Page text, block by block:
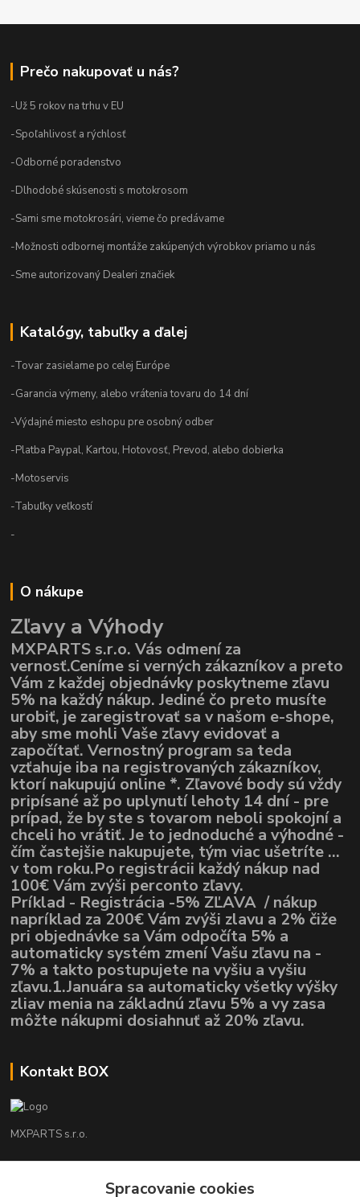
Prečo nakupovať u nás?
-Už 5 rokov na trhu v EU
-Spoľahlivosť a rýchlosť
-Odborné poradenstvo
-Dlhodobé skúsenosti s motokrosom
-Sami sme motokrosári, vieme čo predávame
-Možnosti odbornej montáže zakúpených výrobkov priamo u nás
-Sme autorizovaný Dealeri značiek
Katalógy, tabuľky a ďalej
-Tovar zasielame po celej Európe
-Garancia výmeny, alebo vrátenia tovaru do 14 dní
-Výdajné miesto eshopu pre osobný odber
-Platba Paypal, Kartou, Hotovosť, Prevod, alebo dobierka
-Motoservis
-Tabuľky veľkostí
-
O nákupe
Zľavy a Výhody
MXPARTS s.r.o. Vás odmení za
vernosť.Ceníme si verných zákazníkov a preto
Vám z každej objednávky poskytneme zľavu
5% na každý nákup. Jediné čo preto musíte
urobiť, je zaregistrovať sa v našom e-shope,
aby sme mohli Vaše zľavy evidovať a
započítať. Vernostný program sa teda
vzťahuje iba na registrovaných zákazníkov,
ktorí nakupujú online *. Zľavové body sú vždy
pripísané až po uplynutí lehoty 14 dní - pre
prípad, že by ste s tovarom neboli spokojní a
chceli ho vrátiť. Je to jednoduché a výhodné -
čím častejšie nakupujete, tým viac ušetríte ...
v tom roku.Po registrácii každý nákup nad
100€ Vám zvýši perconto zľavy.
Príklad - Registrácia -5% ZĽAVA / nákup
napríklad za 200€ Vám zvýši zlavu a 2% čiže
pri objednávke sa Vám odpočíta 5% a
automaticky systém zmení Vašu zľavu na -
7% a takto postupujete na vyšiu a vyšiu
zľavu.1.Januára sa automaticky všetky výšky
zliav menia na základnú zľavu 5% a vy zasa
môžte nákupmi dosiahnuť až 20% zľavu.
Kontakt BOX
MXPARTS s.r.o.
+421948260186
Spracovanie cookies